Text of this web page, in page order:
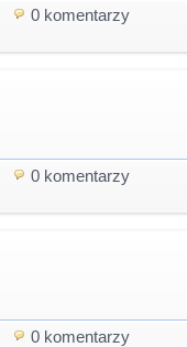
0 komentarzy
0 komentarzy
0 komentarzy